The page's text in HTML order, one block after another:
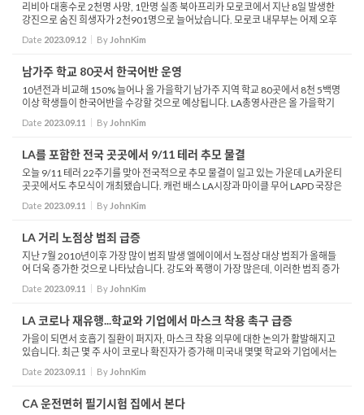
리비아 대홍수로 2천명 사망, 1만명 실종 북아프리카 모로코에서 지난 8일 발생한
강진으로 숨진 희생자가 2천901명으로 늘어났습니다. 모로코 내무부는 어제 오후
1시 이번 지진으로 2천901명이 사망하고 5천530명이 다친 것으로 잠정 집계했다
고 발표했습니...
Date 2023.09.12 By JohnKim
남가주 학교 80곳서 한국어반 운영
10년전과 비교해 150% 늘어나 올 가을학기 남가주 지역 학교 80곳에서 8천 5백명
이상 학생들이 한국어반을 수강할 것으로 예상됩니다. LA총영사관은 올 가을학기
남가주 지역 학교 80곳, 총 332개 학급의 한국어반이 운영되고 8천 510명의 학생
들이 한국어반...
Date 2023.09.11 By JohnKim
LA를 포함한 전국 곳곳에서 9/11 테러 추모 물결
오늘 9/11 테러 22주기를 맞아 전국적으로 추모 물결이 일고 있는 가운데 LA카운티
곳곳에서도 추모식이 개최됐습니다. 캐런 배스 LA시장과 마이클 무어 LAPD 국장은
오전 9시 다저스타디움 인근에서 열리는 추모식에서 10차례 타종했습니다. 롱비치
에서는 오...
Date 2023.09.11 By JohnKim
LA 거리 노점상 범죄 급증
지난 7월 2010년이후 가장 많이 범죄 발생 엘에이에서 노점상 대상 범죄가 올해들
어 더욱 증가한 것으로 나타났습니다. 강도와 폭행이 가장 많은데, 이러한 범죄 증가
에 따라 따라 노점상을 이용하는 주민들의 불안도 증가하고 있습니다. 통계 분석 사
이트 &l...
Date 2023.09.11 By JohnKim
LA 코로나 재유행...학교와 기업에서 마스크 착용 촉구 급증
가을이 되면서 호흡기 질환이 퍼지자, 마스크 착용 의무에 대한 논의가 활발해지고
있습니다. 최근 몇 주 사이 코로나 확진자가 증가해 미국내 몇몇 학교와 기업에서는
일시적으로 마스크를 의무 착용하도록 했습니다. 헐리웃의 주요 영화 투자배급사
라이언...
Date 2023.09.11 By JohnKim
CA 운전면허 필기시험 집에서 본다